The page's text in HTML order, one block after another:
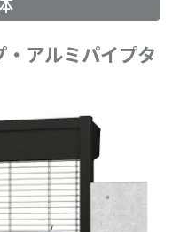
アルミパイプタ